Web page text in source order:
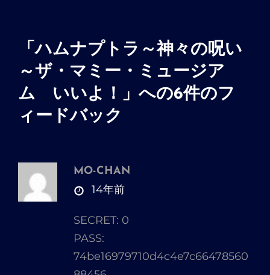
「ハムナプトラ～神々の呪い
～ザ・マミー・ミュージア
ム いいよ！ 」への6件のフ
ィードバック
MO-CHAN
さ
の
発
言:
14年前
SECRET: 0
PASS:
74be16979710d4c4e7c66478560